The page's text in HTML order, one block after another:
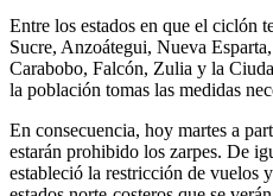
Entre los estados en que el ciclón
Sucre, Anzoátegui, Nueva
Carabobo, Falcón, Zulia y la
la población tomas las medidas
En consecuencia, hoy martes a
estarán prohibido los zarpes. De
estableció la restricción de vuelos